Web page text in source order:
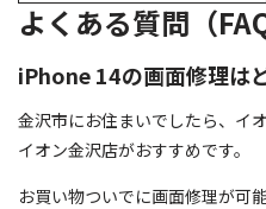
よくある質問（FAQ
iPhone 14の画面修理は
金沢市にお住まいでしたら、イ
イオン金沢店がおすすめです。
お買い物ついでに画面修理が可能